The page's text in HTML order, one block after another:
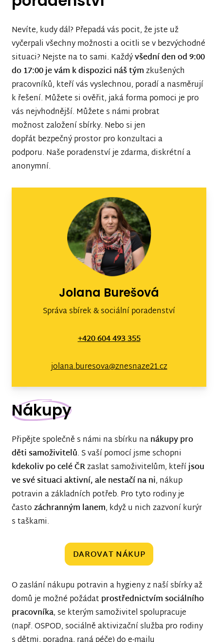
Nevíte, kudy dál? Přepadá vás pocit, že jste už
vyčerpali všechny možnosti a ocitli se v bezvýchodné
situaci? Nejste na to sami. Každývšední den od 9:00
do 17:00 je vám k dispozici náš týmzkušených
pracovníků, kteří vás vyslechnou, poradí a nasměrují
k řešení. Můžete si ověřit, jaká forma pomoci je pro
vás nejvhodnější. Můžete s námi probrat
možnost založení sbírky. Nebo si jen
dopřát bezpečný prostor pro konzultaci a
podporu. Naše poradenství je zdarma, diskrétní a
anonymní.
Jolana Burešová
Správa sbírek & sociální poradenství
+420 604 493 355
jolana.buresova@znesnaze21.cz
Nákupy
Připějte společně s námi na sbírku nanákupy pro
děti samoživitelů. S vaší pomocí jsme schopni
kdekoliv po celé ČRzaslat samoživitelům, kteříjsou
ve své situaci aktivní, ale nestačí na ni, nákup
potravin a základních potřeb. Pro tyto rodiny je
častozáchranným lanem, když u nich zazvoní kurýr
s taškami.
DAROVAT NÁKUP
O zaslání nákupu potravin a hygieny z naší sbírky až
domů je možné požádat prostřednictvím sociálního
pracovníka, se kterým samoživitel spolupracuje
(např. OSPOD, sociálně aktivizační služba pro rodiny